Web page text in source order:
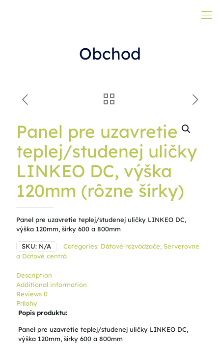
Obchod
Panel pre uzavretie
teplej/studenej uličky
LINKEO DC, výška
120mm (rôzne šírky)
Panel pre uzavretie teplej/studenej uličky LINKEO DC,
výška 120mm, šírky 600 a 800mm
SKU: N/A Categories: Dátové rozvádzače, Serverovne
a Dátové centrá
Description
Additional information
Reviews 0
Prílohy
Popis produktu:
Panel pre uzavretie teplej/studenej uličky LINKEO DC,
výška 120mm, šírky 600 a 800mm